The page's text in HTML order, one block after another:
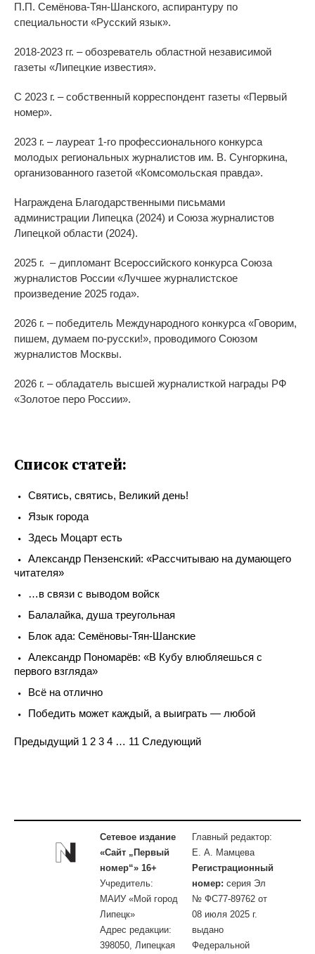
П.П. Семёнова-Тян-Шанского, аспирантуру по
специальности «Русский язык».
2018-2023 гг. – обозреватель областной независимой
газеты «Липецкие известия».
С 2023 г. – собственный корреспондент газеты «Первый
номер».
2023 г. – лауреат 1-го профессионального конкурса
молодых региональных журналистов им. В. Сунгоркина,
организованного газетой «Комсомольская правда».
Награждена Благодарственными письмами
администрации Липецка (2024) и Союза журналистов
Липецкой области (2024).
2025 г. – дипломант Всероссийского конкурса Союза
журналистов России «Лучшее журналистское
произведение 2025 года».
2026 г. – победитель Международного конкурса «Говорим,
пишем, думаем по-русски!», проводимого Союзом
журналистов Москвы.
2026 г. – обладатель высшей журналисткой награды РФ
«Золотое перо России».
Список статей:
Святись, святись, Великий день!
Язык города
Здесь Моцарт есть
Александр Пензенский: «Рассчитываю на думающего
читателя»
…в связи с выводом войск
Балалайка, душа треугольная
Блок ада: Семёновы-Тян-Шанские
Александр Пономарёв: «В Кубу влюбляешься с
первого взгляда»
Всё на отлично
Победить может каждый, а выиграть — любой
Navigation
Предыдущий 1 2 3 4 … 11 Следующий
Сетевое издание
«Сайт „Первый
номер“» 16+
Учредитель:
МАИУ «Мой город
Липецк»
Адрес редакции:
398050, Липецкая
Главный редактор:
Е. А. Мамцева
Регистрационный
номер: серия Эл
№ ФС77-89762 от
08 июля 2025 г.
выдано
Федеральной